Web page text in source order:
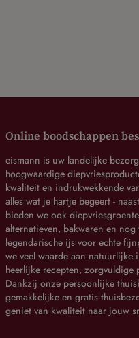
Online boodschappen
eismann is uw landelijke
hoogwaardige
kwaliteit en indrukwekkende
alles wat je hartje begeert -
bieden we ook
alternatieven, bakwaren en
legendarische ijs voor echte
we veel waarde aan
heerlijke recepten,
Dankzij onze persoonlijke
gemakkelijke en gratis
geniet van kwaliteit naar jouw